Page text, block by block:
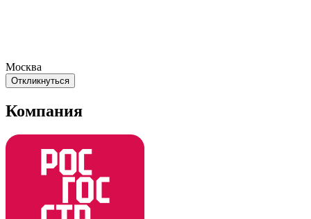
Москва
Откликнуться
Компания